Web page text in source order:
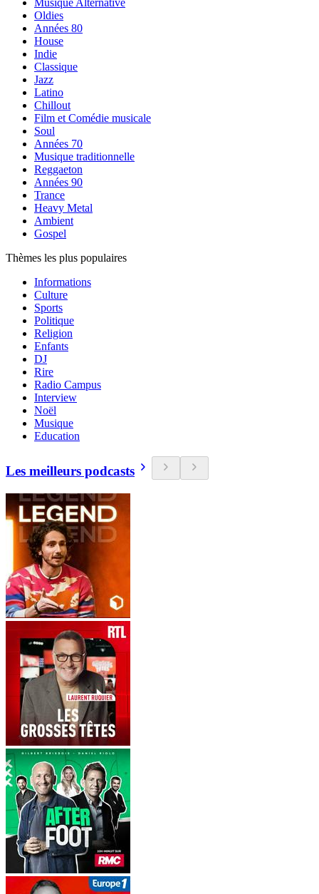
Musique Alternative
Oldies
Années 80
House
Indie
Classique
Jazz
Latino
Chillout
Film et Comédie musicale
Soul
Années 70
Musique traditionnelle
Reggaeton
Années 90
Trance
Heavy Metal
Ambient
Gospel
Thèmes les plus populaires
Informations
Culture
Sports
Politique
Religion
Enfants
DJ
Rire
Radio Campus
Interview
Noël
Musique
Education
Les meilleurs podcasts